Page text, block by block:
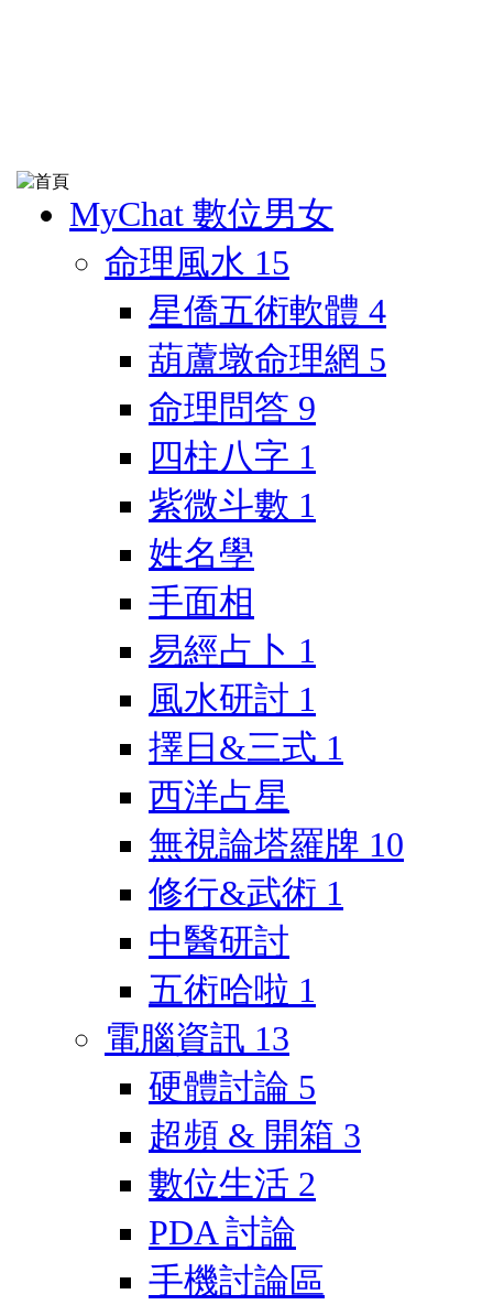
MyChat 數位男女
命理風水 15
星僑五術軟體 4
葫蘆墩命理網 5
命理問答 9
四柱八字 1
紫微斗數 1
姓名學
手面相
易經占卜 1
風水研討 1
擇日&三式 1
西洋占星
無視論塔羅牌 10
修行&武術 1
中醫研討
五術哈啦 1
電腦資訊 13
硬體討論 5
超頻 & 開箱 3
數位生活 2
PDA 討論
手機討論區